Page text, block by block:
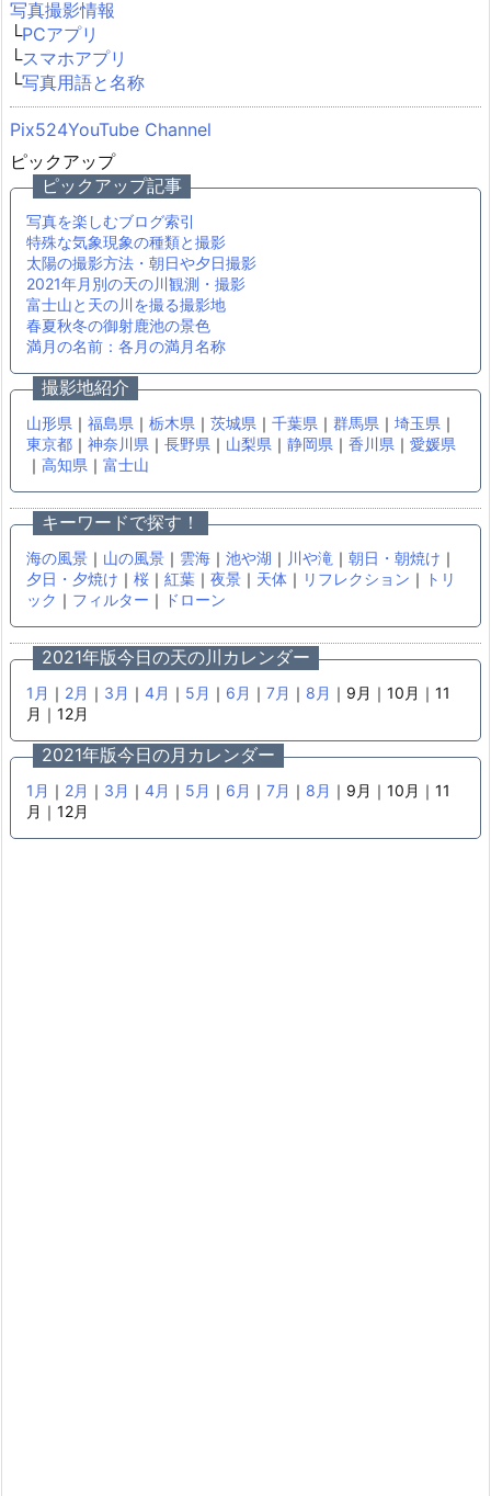
写真撮影情報
└PCアプリ
└スマホアプリ
└写真用語と名称
Pix524YouTube Channel
ピックアップ
ピックアップ記事
写真を楽しむブログ索引
特殊な気象現象の種類と撮影
太陽の撮影方法・朝日や夕日撮影
2021年月別の天の川観測・撮影
富士山と天の川を撮る撮影地
春夏秋冬の御射鹿池の景色
満月の名前：各月の満月名称
撮影地紹介
山形県 ｜ 福島県 ｜ 栃木県 ｜ 茨城県 ｜ 千葉県 ｜ 群馬県 ｜ 埼玉県 ｜
東京都 ｜ 神奈川県 ｜ 長野県 ｜ 山梨県 ｜ 静岡県 ｜ 香川県 ｜ 愛媛県
｜ 高知県 ｜ 富士山
キーワードで探す！
海の風景 ｜ 山の風景 ｜ 雲海 ｜ 池や湖 ｜ 川や滝 ｜ 朝日・朝焼け ｜
夕日・夕焼け ｜ 桜 ｜ 紅葉 ｜ 夜景 ｜ 天体 ｜ リフレクション ｜
トリ
ック ｜ フィルター ｜ ドローン
2021年版今日の天の川カレンダー
1月 ｜ 2月 ｜ 3月 ｜ 4月 ｜ 5月 ｜ 6月 ｜ 7月 ｜ 8月 ｜9月｜10月｜11
月｜12月
2021年版今日の月カレンダー
1月 ｜ 2月 ｜ 3月 ｜ 4月 ｜ 5月 ｜ 6月 ｜ 7月 ｜ 8月 ｜9月｜10月｜11
月｜12月